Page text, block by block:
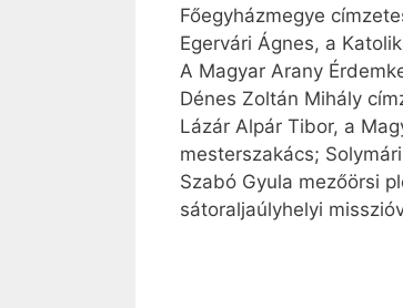
Főegyházmegye
Egervári Ágnes, a
A Magyar Arany
Dénes Zoltán Mihály
Lázár Alpár Tibor, a
mesterszakács;
Szabó Gyula mezőörsi
sátoraljaúlyhelyi